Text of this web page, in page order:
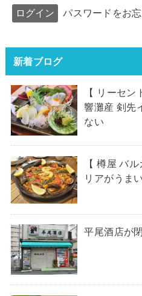
パスワードをお
新着ブログ
【 リーセン
響灘産 剣先
ない
【 樽屋 バ
リアがうま
平尾酒店が